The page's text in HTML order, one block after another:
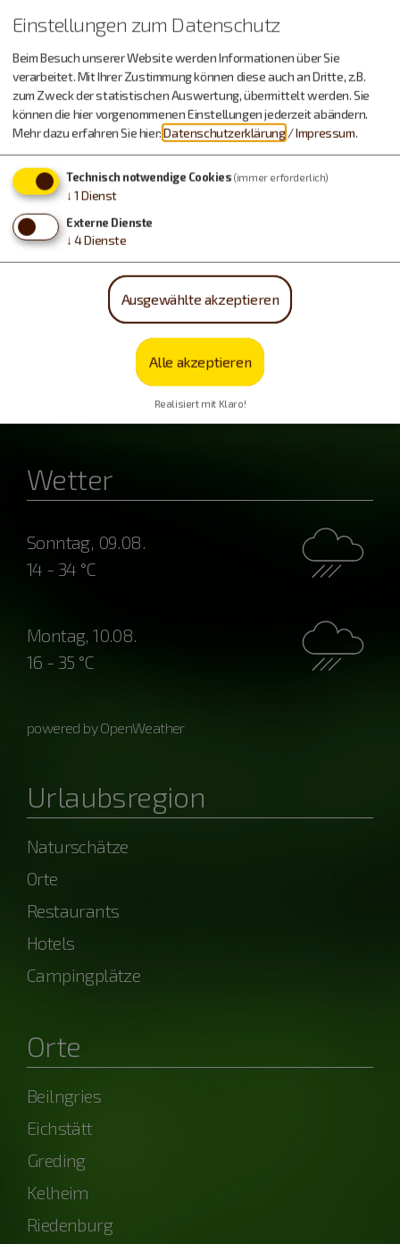
Essen & Trinken
Wetter
Sonntag, 09.08.
14 - 34 °C
Montag, 10.08.
16 - 35 °C
powered by OpenWeather
Urlaubsregion
Naturschätze
Orte
Restaurants
Hotels
Campingplätze
Orte
Beilngries
Eichstätt
Greding
Kelheim
Riedenburg
Einstellungen zum Datenschutz
Beim Besuch unserer Website werden Informationen über Sie
verarbeitet. Mit Ihrer Zustimmung können diese auch an Dritte, z.B.
zum Zweck der statistischen Auswertung, übermittelt werden. Sie
können die hier vorgenommenen Einstellungen jederzeit abändern.
Mehr dazu erfahren Sie hier:Datenschutzerklärung /Impressum.
Technisch notwendige Cookies (immer erforderlich)
↓ 1 Dienst
Externe Dienste
↓ 4Dienste
Ausgewählte akzeptieren
Alle akzeptieren
Realisiert mit Klaro!